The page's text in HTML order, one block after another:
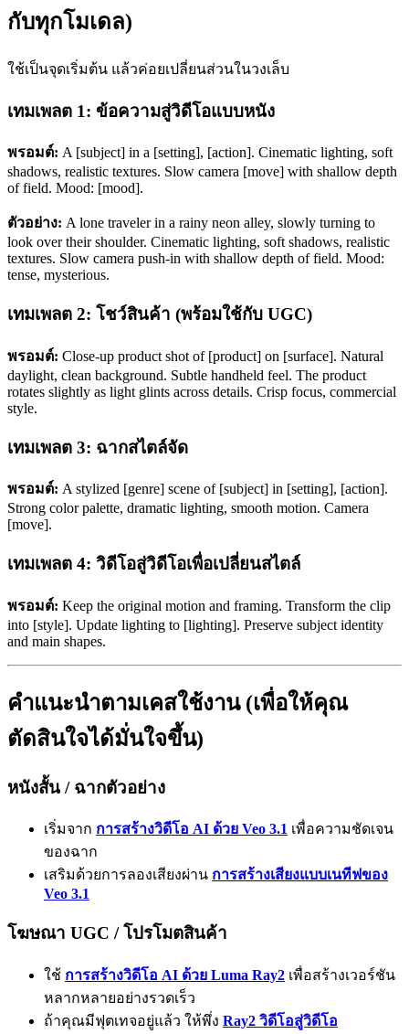
กับทุกโมเดล)
ใช้เป็นจุดเริ่มต้น แล้วค่อยเปลี่ยนส่วนในวงเล็บ
เทมเพลต 1: ข้อความสู่วิดีโอแบบหนัง
พรอมต์: A [subject] in a [setting], [action]. Cinematic lighting, soft
shadows, realistic textures. Slow camera [move] with shallow depth
of field. Mood: [mood].
ตัวอย่าง: A lone traveler in a rainy neon alley, slowly turning to
look over their shoulder. Cinematic lighting, soft shadows, realistic
textures. Slow camera push-in with shallow depth of field. Mood:
tense, mysterious.
เทมเพลต 2: โชว์สินค้า (พร้อมใช้กับ UGC)
พรอมต์: Close-up product shot of [product] on [surface]. Natural
daylight, clean background. Subtle handheld feel. The product
rotates slightly as light glints across details. Crisp focus, commercial
style.
เทมเพลต 3: ฉากสไตล์จัด
พรอมต์: A stylized [genre] scene of [subject] in [setting], [action].
Strong color palette, dramatic lighting, smooth motion. Camera
[move].
เทมเพลต 4: วิดีโอสู่วิดีโอเพื่อเปลี่ยนสไตล์
พรอมต์: Keep the original motion and framing. Transform the clip
into [style]. Update lighting to [lighting]. Preserve subject identity
and main shapes.
คำแนะนำตามเคสใช้งาน (เพื่อให้คุณ
ตัดสินใจได้มั่นใจขึ้น)
หนังสั้น / ฉากตัวอย่าง
เริ่มจาก การสร้างวิดีโอ AI ด้วย Veo 3.1 เพื่อความชัดเจน
ของฉาก
เสริมด้วยการลองเสียงผ่าน การสร้างเสียงแบบเนทีฟของ
Veo 3.1
โฆษณา UGC / โปรโมตสินค้า
ใช้ การสร้างวิดีโอ AI ด้วย Luma Ray2 เพื่อสร้างเวอร์ชัน
หลากหลายอย่างรวดเร็ว
ถ้าคุณมีฟุตเทจอยู่แล้ว ให้พึ่ง Ray2 วิดีโอสู่วิดีโอ